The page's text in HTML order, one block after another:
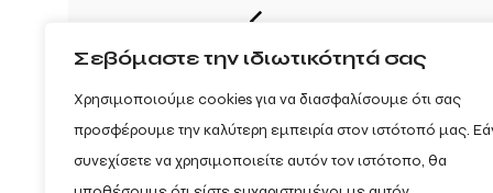
Σεβόμαστε την ιδιωτικότητά σας
Χρησιμοποιούμε cookies για να διασφαλίσουμε ότι σας
προσφέρουμε την καλύτερη εμπειρία στον ιστότοπό μας.
συνεχίσετε να χρησιμοποιείτε αυτόν τον ιστότοπο, θα